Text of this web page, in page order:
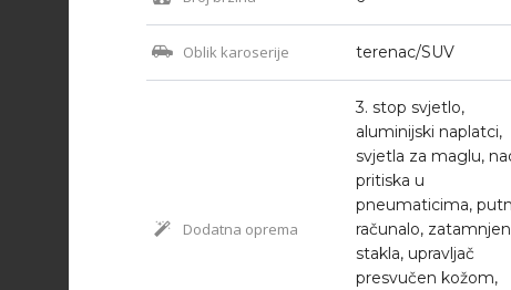
Oblik karoserije terenac/SUV
Dodatna oprema
3. stop svjetlo,
aluminijski naplatci,
svjetla za maglu,
pritiska u
pneumaticima,
računalo,
stakla, upravljač
presvučen kožom,